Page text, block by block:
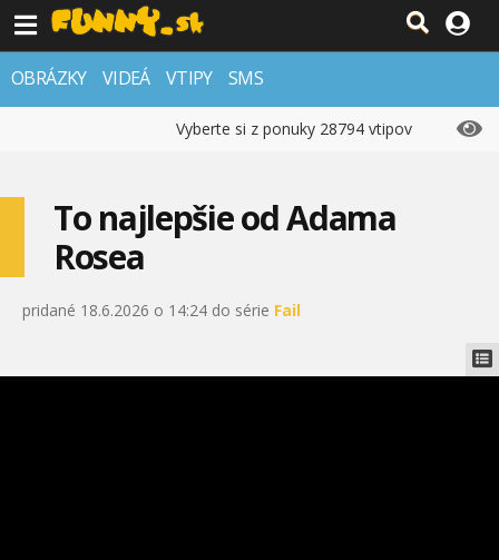
OBRÁZKY VIDEÁ VTIPY SMS
Vyberte si z ponuky 28794 vtipov
To najlepšie od Adama
Rosea
pridané 18.6.2026 o 14:24 do série Fail